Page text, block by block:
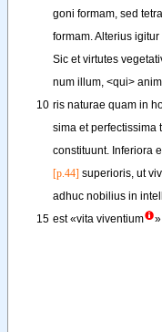
goni formam, sed
formam. Alterius igitur
Sic et virtutes
num illum, <qui>
10 ris naturae quam in
sima et perfectissima
constituunt. Inferiora
[p.44] superioris, ut
adhuc nobilius in
15 est «vita viventium »